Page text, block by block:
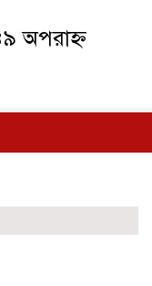
অপরাহ্ন